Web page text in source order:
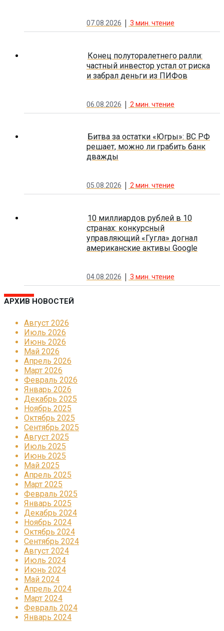
07.08.2026 3 мин. чтение
Конец полуторалетнего ралли:
частный инвестор устал от риска
и забрал деньги из ПИФов
06.08.2026 2 мин. чтение
Битва за остатки «Югры»: ВС РФ
решает, можно ли грабить банк
дважды
05.08.2026 2мин. чтение
10 миллиардов рублей в 10
странах: конкурсный
управляющий «Гугла» догнал
американские активы Google
04.08.2026 3 мин. чтение
АРХИВ НОВОСТЕЙ
Август 2026
Июль 2026
Июнь 2026
Май 2026
Апрель 2026
Март 2026
Февраль 2026
Январь 2026
Декабрь 2025
Ноябрь 2025
Октябрь 2025
Сентябрь 2025
Август 2025
Июль 2025
Июнь 2025
Май 2025
Апрель 2025
Март 2025
Февраль 2025
Январь 2025
Декабрь 2024
Ноябрь 2024
Октябрь 2024
Сентябрь 2024
Август 2024
Июль 2024
Июнь 2024
Май 2024
Апрель 2024
Март 2024
Февраль 2024
Январь 2024